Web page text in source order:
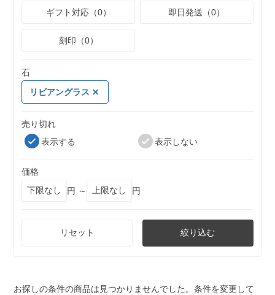
ギフト対応（0） 即日発送（0）
刻印（0）
石
リビアングラス
売り切れ
表示する
表示しない
価格
円 ～
円
リセット 絞り込む
お探しの条件の商品は見つかりませんでした。条件を変更して